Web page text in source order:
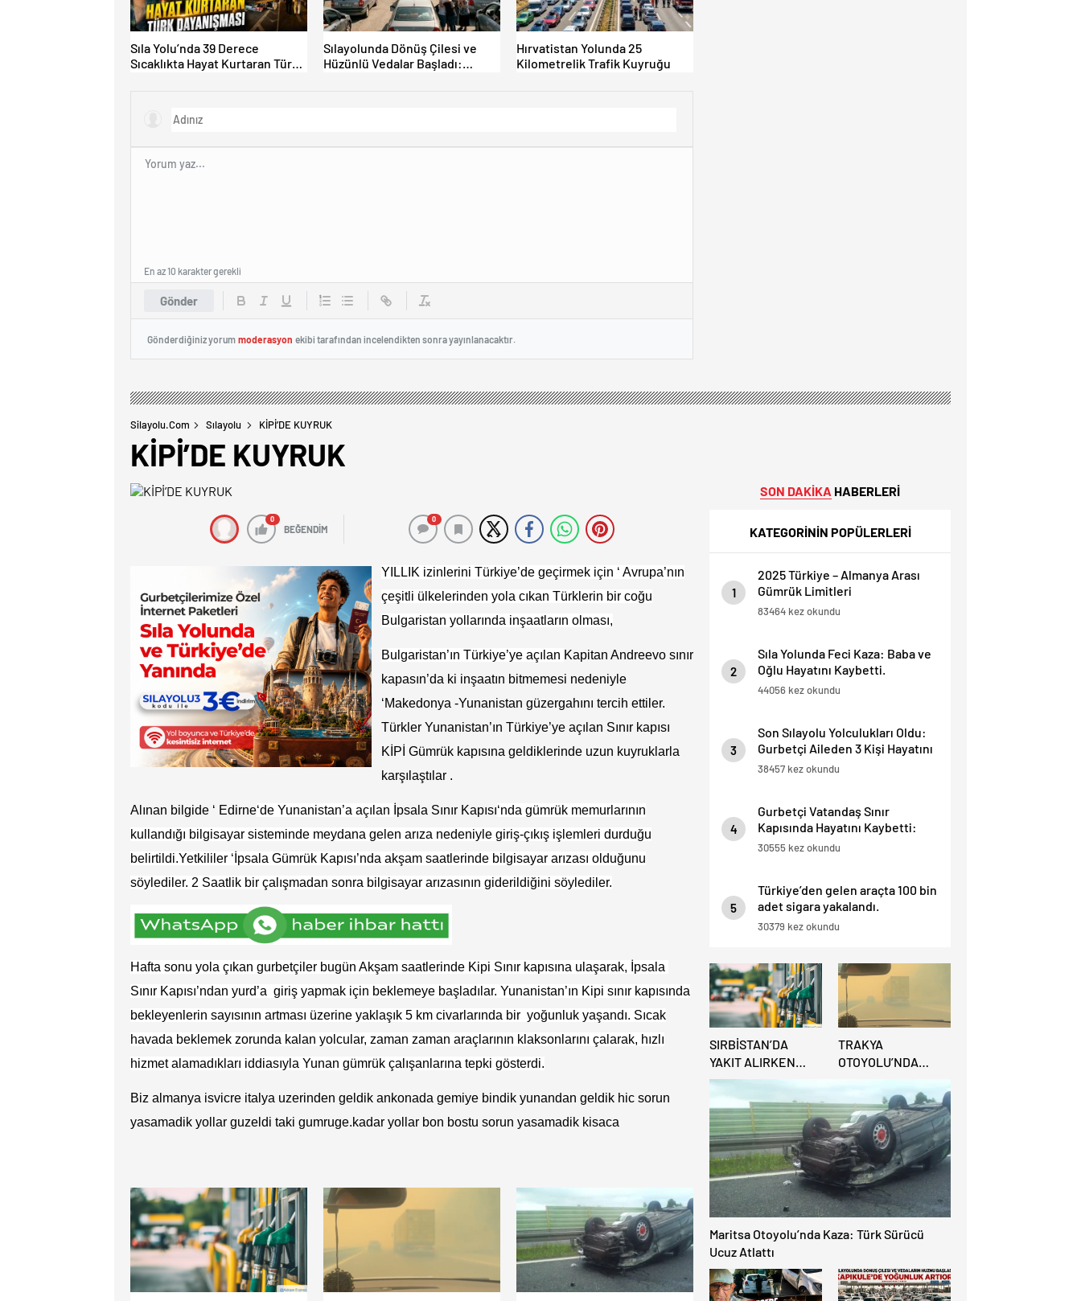
Sıla Yolu’nda 39 Derece
Sıcaklıkta Hayat Kurtaran Türk
Sılayolunda Dönüş Çilesi ve
Hüzünlü Vedalar Başladı:
Hırvatistan Yolunda 25
Kilometrelik Trafik Kuyruğu
Gönder
En az 10 karakter gerekli
Gönderdiğiniz yorum moderasyon ekibi tarafından incelendikten sonra yayınlanacaktır.
Silayolu.com Sılayolu KİPİ’DE KUYRUK
KİPİ’DE KUYRUK
0
BEĞENDİM
0
YILLIK izinlerini Türkiye’de geçirmek için ‘ Avrupa’nın
çeşitli ülkelerinden yola cıkan Türklerin bir coğu
Bulgaristan yollarında inşaatların olması,
Bulgaristan’ın Türkiye’ye açılan Kapitan Andreevo sınır
kapasın’da ki inşaatın bitmemesi nedeniyle
‘Makedonya -Yunanistan güzergahını tercih ettiler.
Türkler Yunanistan’ın Türkiye’ye açılan Sınır kapısı
KİPİ Gümrük kapısına geldiklerinde uzun kuyruklarla
karşılaştılar .
Alınan bilgide ‘ Edirne‘de Yunanistan’a açılan İpsala Sınır Kapısı‘nda gümrük memurlarının
kullandığı bilgisayar sisteminde meydana gelen arıza nedeniyle giriş-çıkış işlemleri durduğu
belirtildi.Yetkililer ‘İpsala Gümrük Kapısı’nda akşam saatlerinde bilgisayar arızası olduğunu
söylediler. 2 Saatlik bir çalışmadan sonra bilgisayar arızasının giderildiğini söylediler.
Hafta sonu yola çıkan gurbetçiler bugün Akşam saatlerinde Kipi Sınır kapısına ulaşarak, İpsala
Sınır Kapısı’ndan yurd’a giriş yapmak için beklemeye başladılar. Yunanistan’ın Kipi sınır kapısında
bekleyenlerin sayısının artması üzerine yaklaşık 5 km civarlarında bir yoğunluk yaşandı. Sıcak
havada beklemek zorunda kalan yolcular, zaman zaman araçlarının klaksonlarını çalarak, hızlı
hizmet alamadıkları iddiasıyla Yunan gümrük çalışanlarına tepki gösterdi.
Biz almanya isvicre italya uzerinden geldik ankonada gemiye bindik yunandan geldik hic sorun
yasamadik yollar guzeldi taki gumruge.kadar yollar bon bostu sorun yasamadik kisaca
SON DAKİKA HABERLERİ
KATEGORİNİN POPÜLERLERİ
1
2025 Türkiye – Almanya Arası
Gümrük Limitleri
83464 kez okundu
2
Sıla Yolunda Feci Kaza: Baba ve
Oğlu Hayatını Kaybetti.
44056 kez okundu
3
Son Sılayolu Yolculukları Oldu:
Gurbetçi Aileden 3 Kişi Hayatını
Kaybetti.
38457 kez okundu
4
Gurbetçi Vatandaş Sınır
Kapısında Hayatını Kaybetti:
“İnsan Hayatı Bu Kadar Ucuz
30555 kez okundu
5
Türkiye’den gelen araçta 100 bin
adet sigara yakalandı.
30379 kez okundu
SIRBİSTAN’DA
YAKIT ALIRKEN
KREDİ KARTINA
DİKKAT: MAĞDUR
OLMAYIN!
TRAKYA
OTOYOLU’NDA
YANGIN:VİDEO
Maritsa Otoyolu’nda Kaza: Türk Sürücü
Ucuz Atlattı